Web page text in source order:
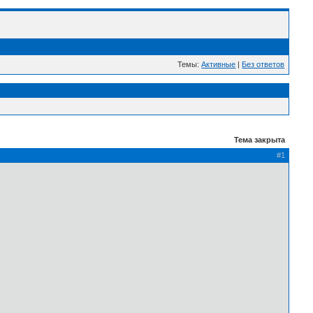
Темы:Активные | Без ответов
Тема закрыта
#1